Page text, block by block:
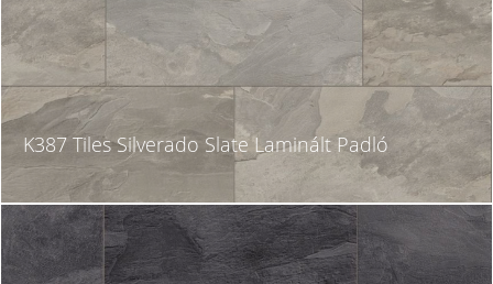
K387 Tiles Silverado Slate Laminált Padló